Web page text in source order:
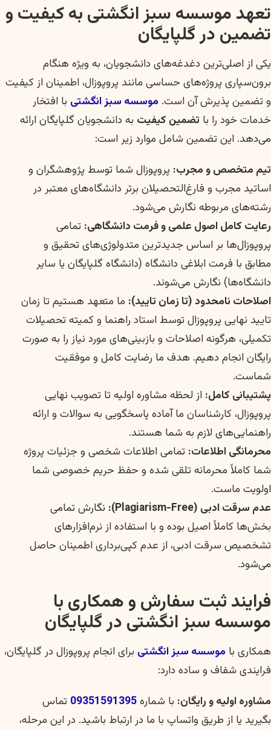
تعهد موسسه سبز انگشتی به کیفیت و
تضمین در گلپایگان
یکی از اصلی‌ترین دغدغه‌های دانشجویان، به ویژه هنگام
برون‌سپاری پروژه‌های حساسی مانند پروپوزال، اطمینان از کیفیت
و تضمین پذیرش آن است. موسسه سبز انگشتی با افتخار
خدمات خود را با تضمین کیفیت به دانشجویان گلپایگان ارائه
می‌دهد. این تضمین شامل موارد زیر است:
تیم متخصص و مجرب: پروپوزال شما توسط پژوهشگران و
اساتید مجرب و فارغ‌التحصیلان برتر دانشگاه‌های معتبر در
رشته‌های مربوطه نگارش می‌شود.
رعایت کامل اصول علمی و فرمت دانشگاهی: تمامی
پروپوزال‌ها بر اساس جدیدترین متدولوژی‌های تحقیق و
مطابق با فرمت ابلاغی دانشگاه (دانشگاه گلپایگان یا سایر
دانشگاه‌ها) نگارش می‌شوند.
اصلاحات نامحدود (تا زمان تایید): ما متعهد هستیم تا زمان
تایید نهایی پروپوزال توسط استاد راهنما و کمیته تحصیلات
تکمیلی، هرگونه اصلاحات و بازبینی‌های مورد نیاز را به صورت
رایگان انجام دهیم. هدف ما رضایت کامل و موفقیت
شماست.
پشتیبانی کامل: از لحظه مشاوره اولیه تا تصویب نهایی
پروپوزال، کارشناسان ما آماده پاسخگویی به سوالات و ارائه
راهنمایی‌های لازم به شما هستند.
محرمانگی اطلاعات: تمامی اطلاعات شخصی و جزئیات پروژه
شما کاملاً محرمانه تلقی شده و حفظ حریم خصوصی شما
اولویت ماست.
عدم سرقت ادبی (Plagiarism-Free):
نگارش تمامی
بخش‌ها کاملاً اصیل بوده و با استفاده از نرم‌افزارهای
تشخصیص سرقت ادبی، از عدم کپی‌برداری اطمینان حاصل
می‌شود.
فرایند ثبت سفارش و همکاری با
موسسه سبز انگشتی در گلپایگان
همکاری با موسسه سبز انگشتی برای انجام پروپوزال در گلپایگان،
فرایندی شفاف و ساده دارد:
مشاوره اولیه و رایگان: با شماره09351591395 تماس
بگیرید یا از طریق واتساپ با ما در ارتباط باشید. در این مرحله،